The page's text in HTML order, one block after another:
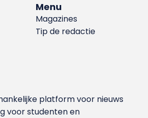
Menu
Magazines
Tip de redactie
platform voor nieuws
voor studenten en